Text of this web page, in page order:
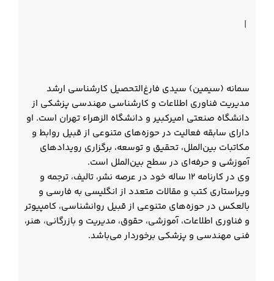
|
سمانه (سیمین) سیدی فارغ‌التحصیل کارشناسی ارشد
مدیریت فناوری اطلاعات و کارشناسی مهندسی پزشکی از
دانشگاه صنعتی امیرکبیر و دانشگاه الزهراء تهران است. او
دارای سابقه فعالیت در حوزه‌های متنوعی از قبیل روابط و
مکاتبات بین‌الملل، تحقیق و توسعه، برگزاری رویدادهای
آموزشی و حرفه‌ای در سطح بین‌الملل است.
وی در کارنامه ۱۲ ساله خود در عرصه نشر، تالیف، ترجمه و
ویراستاری کتب و مقالات متعدد از انگلیسی به فارسی و
بالعکس در حوزه‌های متنوعی از قبیل روانشناسی، کامپیوتر
و فناوری اطلاعات، آموزشی، حقوق، مدیریت و بازرگانی، هنر،
فنی مهندسی و پزشکی برخوردار می‌باشد.